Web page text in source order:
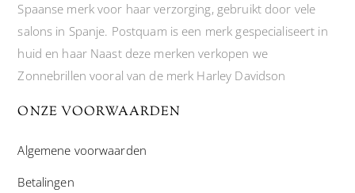
Spaanse merk voor haar verzorging, gebruikt door vele
salons in Spanje. Postquam is een merk gespecialiseert in
huid en haar Naast deze merken verkopen we
Zonnebrillen vooral van de merk Harley Davidson
ONZE VOORWAARDEN
Algemene voorwaarden
Betalingen